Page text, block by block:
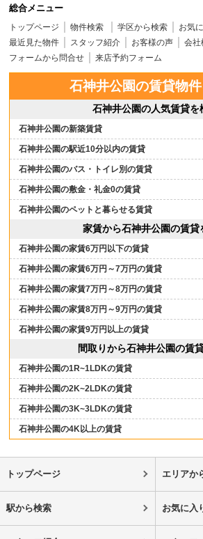
総合メニュー
トップページ 物件検索 学区から検索
お気
最近見た物件
スタッフ紹介 お客様の声 会社
フォームから問合せ
来店予約フォーム
石神井公園の賃貸物
石神井公園の人気賃貸を
石神井公園の新築賃貸
石神井公園の駅近10分以内の賃貸
石神井公園のバス・トイレ別の賃貸
石神井公園の敷金・礼金0の賃貸
石神井公園のペットと暮らせる賃貸
家賃から石神井公園の賃貸
石神井公園の家賃6万円以下の賃貸
石神井公園の家賃6万円～7万円の賃貸
石神井公園の家賃7万円～8万円の賃貸
石神井公園の家賃8万円～9万円の賃貸
石神井公園の家賃9万円以上の賃貸
間取りから石神井公園の賃
石神井公園の1R~1LDKの賃貸
石神井公園の2K~2LDKの賃貸
石神井公園の3K~3LDKの賃貸
石神井公園の4K以上の賃貸
トップページ エリアか
駅から検索 お気に入